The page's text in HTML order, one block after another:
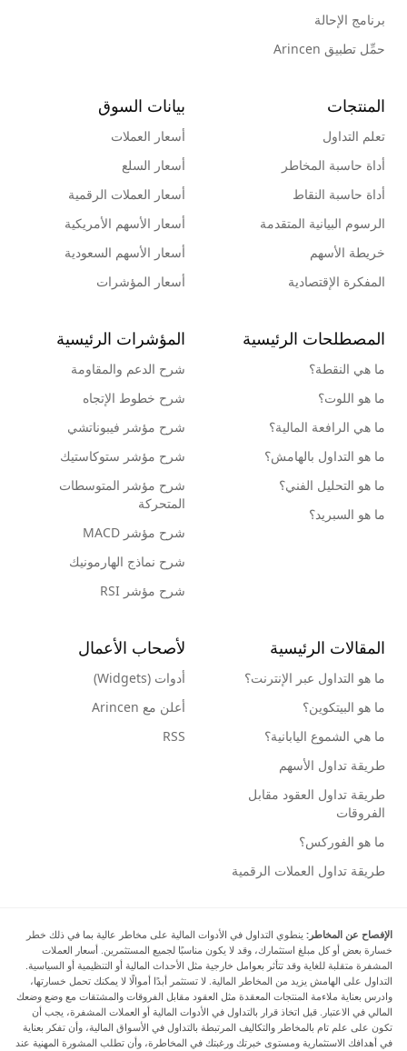
برنامج الإحالة
حمِّل تطبيق Arincen
المنتجات
تعلم التداول
أداة حاسبة المخاطر
أداة حاسبة النقاط
الرسوم البيانية المتقدمة
خريطة الأسهم
المفكرة الإقتصادية
بيانات السوق
أسعار العملات
أسعار السلع
أسعار العملات الرقمية
أسعار الأسهم الأمريكية
أسعار الأسهم السعودية
أسعار المؤشرات
المصطلحات الرئيسية
ما هي النقطة؟
ما هو اللوت؟
ما هي الرافعة المالية؟
ما هو التداول بالهامش؟
ما هو التحليل الفني؟
ما هو السبريد؟
المؤشرات الرئيسية
شرح الدعم والمقاومة
شرح خطوط الإتجاه
شرح مؤشر فيبوناتشي
شرح مؤشر ستوكاستيك
شرح مؤشر المتوسطات
المتحركة
شرح مؤشر MACD
شرح نماذج الهارمونيك
شرح مؤشر RSI
المقالات الرئيسية
ما هو التداول عبر الإنترنت؟
ما هو البيتكوين؟
ما هي الشموع اليابانية؟
طريقة تداول الأسهم
طريقة تداول العقود مقابل
الفروقات
ما هو الفوركس؟
طريقة تداول العملات الرقمية
لأصحاب الأعمال
أدوات (Widgets)
أعلن مع Arincen
RSS
الإفصاح عن المخاطر: ينطوي التداول في الأدوات المالية على مخاطر عالية بما في ذلك خطر
خسارة بعض أو كل مبلغ استثمارك، وقد لا يكون مناسبًا لجميع المستثمرين. أسعار العملات
المشفرة متقلبة للغاية وقد تتأثر بعوامل خارجية مثل الأحداث المالية أو التنظيمية أو السياسية.
التداول على الهامش يزيد من المخاطر المالية. لا تستثمر أبدًا أموالًا لا يمكنك تحمل خسارتها،
وادرس بعناية ملاءمة المنتجات المعقدة مثل العقود مقابل الفروقات والمشتقات مع وضع وضعك
المالي في الاعتبار. قبل اتخاذ قرار بالتداول في الأدوات المالية أو العملات المشفرة، يجب أن
تكون على علم تام بالمخاطر والتكاليف المرتبطة بالتداول في الأسواق المالية، وأن تفكر بعناية
في أهدافك الاستثمارية ومستوى خبرتك ورغبتك في المخاطرة، وأن تطلب المشورة المهنية عند